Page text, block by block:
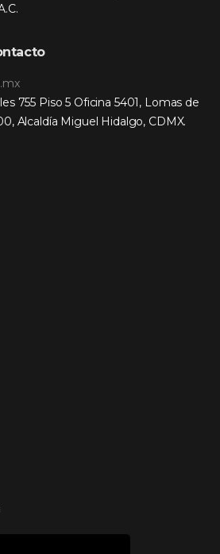
755 Piso 5 Oficina 5401, Lomas de
Alcaldía Miguel Hidalgo, CDMX.